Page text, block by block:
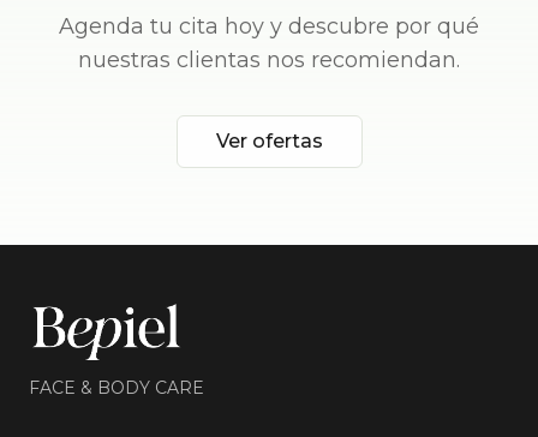
Agenda tu cita hoy y descubre por qué
nuestras clientas nos recomiendan.
Ver ofertas
FACE & BODY CARE